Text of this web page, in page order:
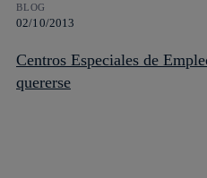
BLOG
02/10/2013
Centros Especiales de
quererse